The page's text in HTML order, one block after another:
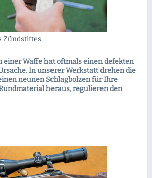
Zündstiftes
einer Waffe hat oftmals einen defekten
In unserer Werkstatt drehen die
neunen Schlagbolzen für Ihre
heraus, regulieren den